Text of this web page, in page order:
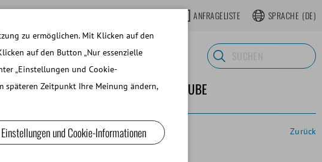
ANFRAGELISTE SPRACHE (DE)
UND LABORBEDARF ÜBER MINITUBE
Zurück
zu ermöglichen. Mit Klicken auf den
auf den Button „Nur essenzielle
„Einstellungen und Cookie-
späteren Zeitpunkt Ihre Meinung ändern,
Einstellungen und Cookie-Informationen